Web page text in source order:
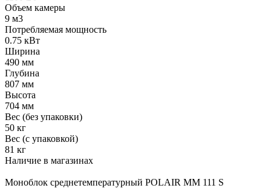
Объем камеры
9 м​3
Потребляемая мощность
0.75 кВт
Ширина
490 мм
Глубина
807 мм
Высота
704 мм
Вес (без упаковки)
50 кг
Вес (с упаковкой)
81 кг
Наличие в магазинах
Моноблок среднетемпературный POLAIR MM 111 S